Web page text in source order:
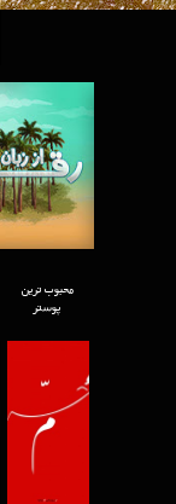
محبوب ترین
پوستر